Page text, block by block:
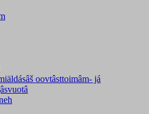
oovtâsttoimâm- já